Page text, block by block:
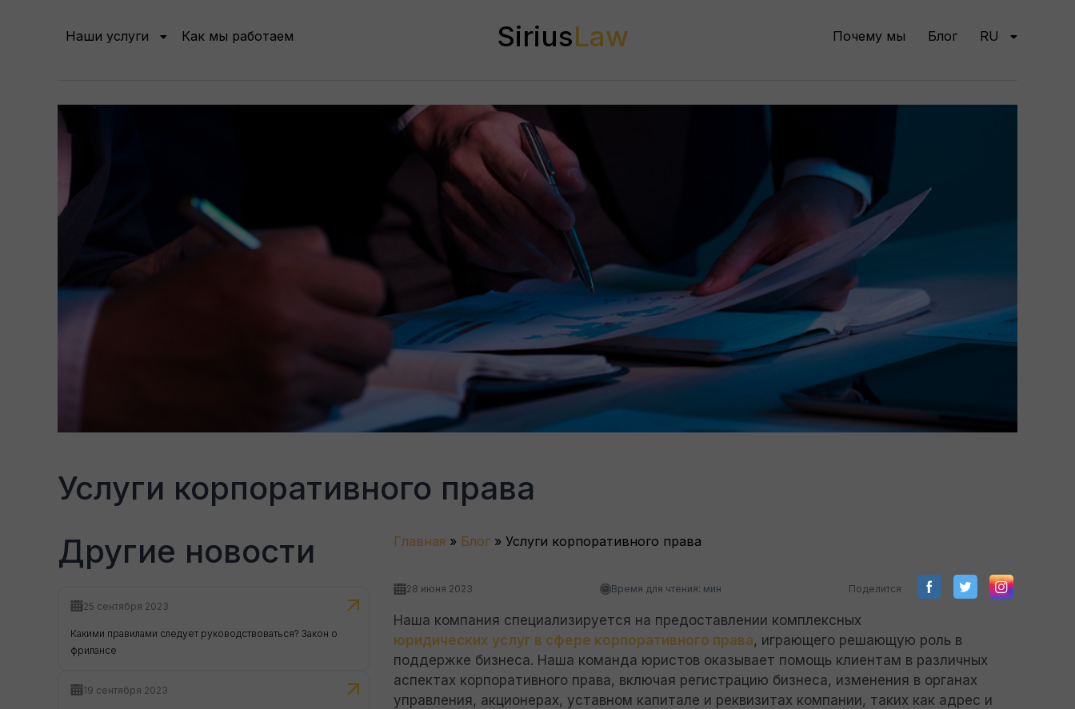
Наши услуги Как мы работаем SiriusLaw Почему мы Блог RU
Услуги корпоративного права
Другие новости
25 сентября 2023
Какими правилами следует руководствоваться? Закон о
фрилансе
19 сентября 2023
Главная » Блог » Услуги корпоративного права
28 июня 2023 Время для чтения: мин Поделится
Наша компания специализируется на предоставлении комплексных
юридических услуг в сфере корпоративного права, играющего решающую роль в
поддержке бизнеса. Наша команда юристов оказывает помощь клиентам в различных
аспектах корпоративного права, включая регистрацию бизнеса, изменения в органах
управления, акционерах, уставном капитале и реквизитах компании, таких как адрес и